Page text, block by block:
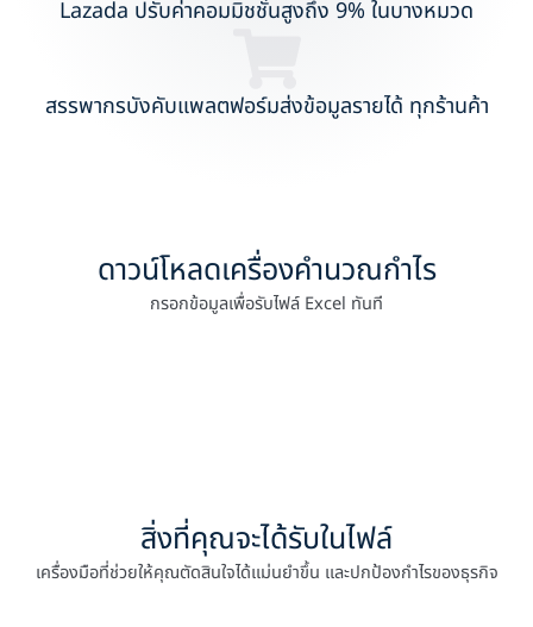
Lazada ปรับค่าคอมมิชชั่นสูงถึง 9% ในบางหมวด
สรรพากรบังคับแพลตฟอร์มส่งข้อมูลรายได้ ทุกร้านค้า
ดาวน์โหลดเครื่องคำนวณกำไร
กรอกข้อมูลเพื่อรับไฟล์ Excel ทันที
สิ่งที่คุณจะได้รับในไฟล์
เครื่องมือที่ช่วยให้คุณตัดสินใจได้แม่นยำขึ้น และปกป้องกำไรของธุรกิจ